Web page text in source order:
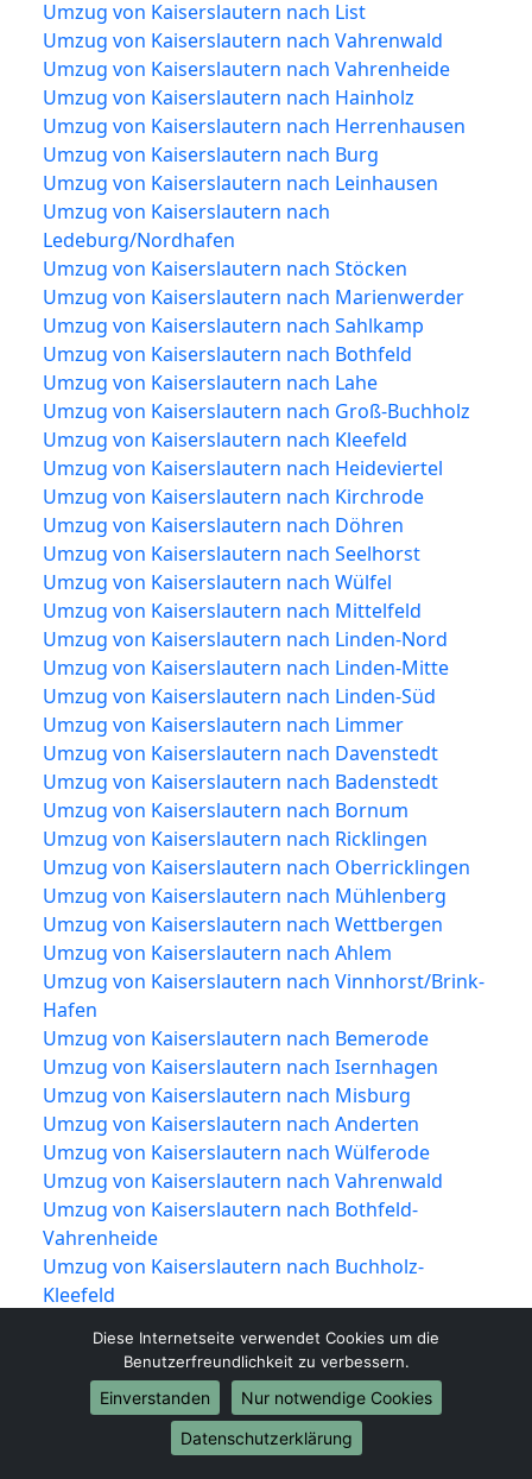
Umzug von Kaiserslautern nach List
Umzug von Kaiserslautern nach Vahrenwald
Umzug von Kaiserslautern nach Vahrenheide
Umzug von Kaiserslautern nach Hainholz
Umzug von Kaiserslautern nach Herrenhausen
Umzug von Kaiserslautern nach Burg
Umzug von Kaiserslautern nach Leinhausen
Umzug von Kaiserslautern nach
Ledeburg/Nordhafen
Umzug von Kaiserslautern nach Stöcken
Umzug von Kaiserslautern nach Marienwerder
Umzug von Kaiserslautern nach Sahlkamp
Umzug von Kaiserslautern nach Bothfeld
Umzug von Kaiserslautern nach Lahe
Umzug von Kaiserslautern nach Groß-Buchholz
Umzug von Kaiserslautern nach Kleefeld
Umzug von Kaiserslautern nach Heideviertel
Umzug von Kaiserslautern nach Kirchrode
Umzug von Kaiserslautern nach Döhren
Umzug von Kaiserslautern nach Seelhorst
Umzug von Kaiserslautern nach Wülfel
Umzug von Kaiserslautern nach Mittelfeld
Umzug von Kaiserslautern nach Linden-Nord
Umzug von Kaiserslautern nach Linden-Mitte
Umzug von Kaiserslautern nach Linden-Süd
Umzug von Kaiserslautern nach Limmer
Umzug von Kaiserslautern nach Davenstedt
Umzug von Kaiserslautern nach Badenstedt
Umzug von Kaiserslautern nach Bornum
Umzug von Kaiserslautern nach Ricklingen
Umzug von Kaiserslautern nach Oberricklingen
Umzug von Kaiserslautern nach Mühlenberg
Umzug von Kaiserslautern nach Wettbergen
Umzug von Kaiserslautern nach Ahlem
Umzug von Kaiserslautern nach Vinnhorst/Brink-
Hafen
Umzug von Kaiserslautern nach Bemerode
Umzug von Kaiserslautern nach Isernhagen
Umzug von Kaiserslautern nach Misburg
Umzug von Kaiserslautern nach Anderten
Umzug von Kaiserslautern nach Wülferode
Umzug von Kaiserslautern nach Vahrenwald
Umzug von Kaiserslautern nach Bothfeld-
Vahrenheide
Umzug von Kaiserslautern nach Buchholz-
Kleefeld
Anderten
Umzug von Kaiserslautern nach Kirchrode-
Bemerode-Wülferode
Umzug von Kaiserslautern nach Südstadt-Bult
Diese Internetseite verwendet Cookies um die
Benutzerfreundlichkeit zu verbessern.
Einverstanden
Nur notwendige Cookies
Datenschutzerklärung